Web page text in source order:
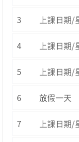
3 上課日期/
4 上課日期/
5 上課日期/
6 放假一天
7 上課日期/